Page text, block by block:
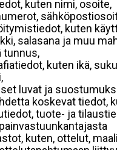
kuten nimi, osoite,
kuten
salasana ja muu
tunnus,
kuten ikä,
luvat ja
koskevat tiedot,
tuote- ja
kuten, ottelut,